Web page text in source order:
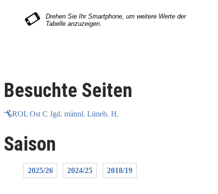
Besuchte Seiten
ROL Ost C Jgd. männl. Lüneb. H.
Saison
2025/26 2024/25 2018/19